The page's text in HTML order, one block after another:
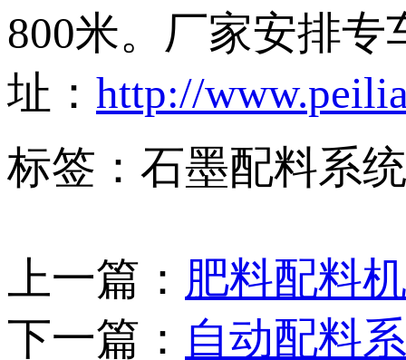
800米。厂家安排
址： http://
标签：石墨配料系统
上一篇： 肥料配料
下一篇： 自动配料